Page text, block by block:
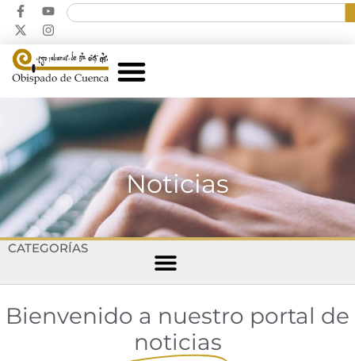
Noticias
CATEGORÍAS
Bienvenido a nuestro portal de
noticias